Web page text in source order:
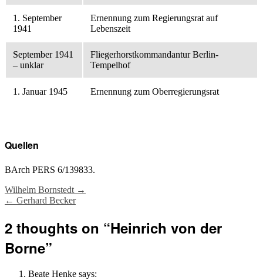
1. September
1941
Ernennung zum Regierungsrat auf
Lebenszeit
September 1941
– unklar
Fliegerhorstkommandantur Berlin-
Tempelhof
1. Januar 1945 Ernennung zum Oberregierungsrat
Quellen
BArch PERS 6/139833.
Post
Wilhelm Bornstedt →
← Gerhard Becker
2 thoughts on “Heinrich von der
Borne”
Beate Henke says: